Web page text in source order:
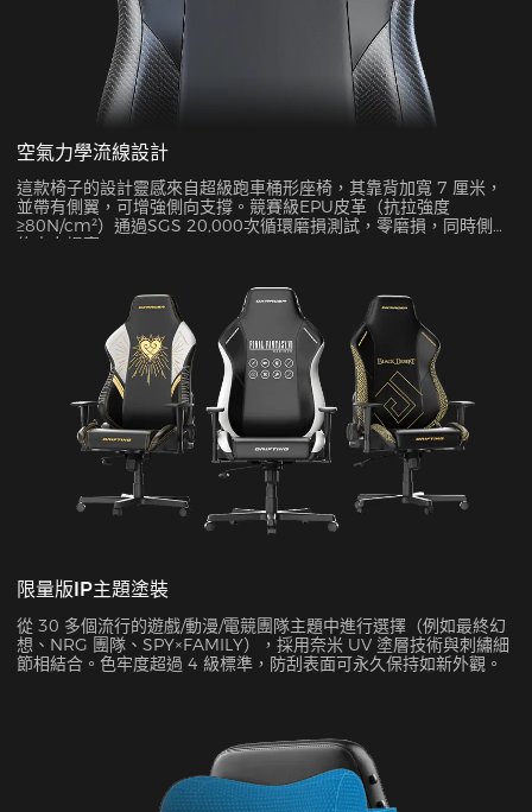
空氣力學流線設計
這款椅子的設計靈感來自超級跑車桶形座椅，其靠背加寬 7 厘米，
並帶有側翼，可增強側向支撐。競賽級EPU皮革（抗拉強度
≥80N/cm²）通過SGS 20,000次循環磨損測試，零磨損，同時側面
約束力提高45%。
限量版IP主題塗裝
從 30 多個流行的遊戲/動漫/電競團隊主題中進行選擇（例如最終幻
想、NRG 團隊、SPY×FAMILY），採用奈米 UV 塗層技術與刺繡細
節相結合。色牢度超過 4 級標準，防刮表面可永久保持如新外觀。